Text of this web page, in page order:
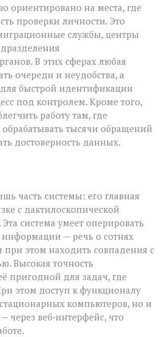
ориентировано на места, где
проверки личности. Это
службы, центры
В этих сферах любая
очереди и неудобства, а
быстрой идентификации
под контролем. Кроме того,
работу там, где
тысячи обращений
достоверность данных.
часть системы: его главная
с дактилоскопической
система умеет оперировать
— речь о сотнях
этом находить совпадения с
Высокая точность
пригодной для задач, где
этом доступ к функционалу
компьютеров, но и
через веб‑интерфейс, что